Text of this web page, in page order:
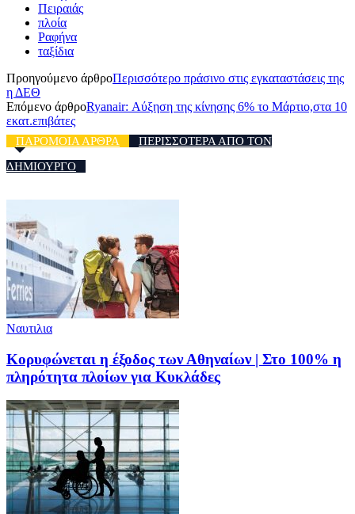
Πειραιάς
πλοία
Ραφήνα
ταξίδια
Προηγούμενο άρθροΠερισσότερο πράσινο στις εγκαταστάσεις της
η ΔΕΘ
Επόμενο άρθροRyanair: Αύξηση της κίνησης 6% το Μάρτιο,στα 10
εκατ.επιβάτες
ΠΑΡΟΜΟΙΑ ΑΡΘΡΑ
ΠΕΡΙΣΣΟΤΕΡΑ ΑΠΟ ΤΟΝ
ΔΗΜΙΟΥΡΓΟ
Ναυτιλια
Κορυφώνεται η έξοδος των Αθηναίων | Στο 100% η
πληρότητα πλοίων για Κυκλάδες